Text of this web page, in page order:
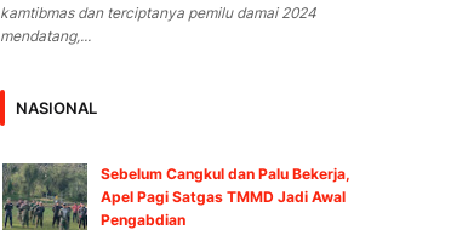
kamtibmas dan terciptanya pemilu damai 2024
mendatang,...
NASIONAL
Sebelum Cangkul dan Palu Bekerja,
Apel Pagi Satgas TMMD Jadi Awal
Pengabdian